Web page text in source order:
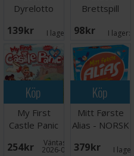
Dyrelotto
139 SEK I lager: 7
Brettspill
98 SEK I lager:
5
Köp
My First
Castle Panic
Brädspel
254 SEK Väntas in:
2026-09-30
Köp
Mitt Første
Alias - NORSK
379 SEK I